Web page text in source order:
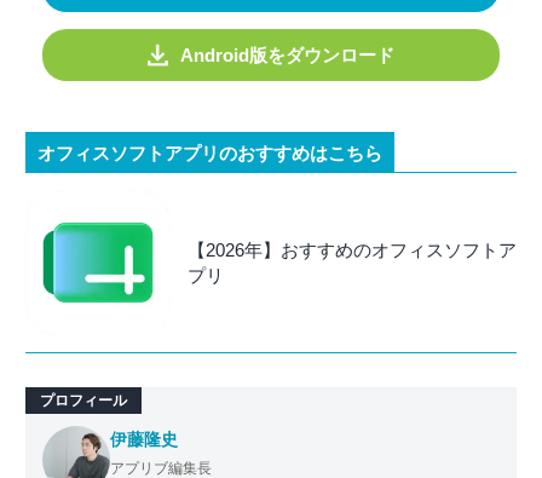
Android版をダウンロード
オフィスソフトアプリのおすすめはこちら
【2026年】おすすめのオフィスソフトア
プリ
プロフィール
伊藤隆史
アプリブ編集長